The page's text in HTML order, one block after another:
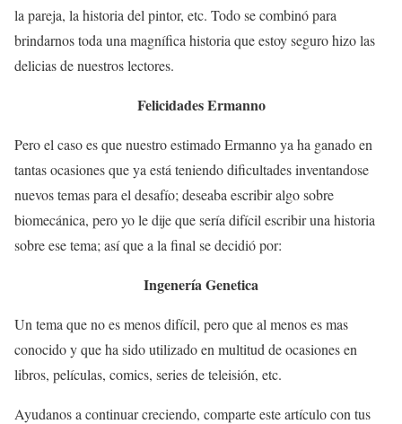
la pareja, la historia del pintor, etc. Todo se combinó para
brindarnos toda una magnífica historia que estoy seguro hizo las
delicias de nuestros lectores.
Felicidades Ermanno
Pero el caso es que nuestro estimado Ermanno ya ha ganado en
tantas ocasiones que ya está teniendo dificultades inventandose
nuevos temas para el desafío; deseaba escribir algo sobre
biomecánica, pero yo le dije que sería difícil escribir una historia
sobre ese tema; así que a la final se decidió por:
Ingenería Genetica
Un tema que no es menos difícil, pero que al menos es mas
conocido y que ha sido utilizado en multitud de ocasiones en
libros, películas, comics, series de teleisión, etc.
Ayudanos a continuar creciendo, comparte este artículo con tus